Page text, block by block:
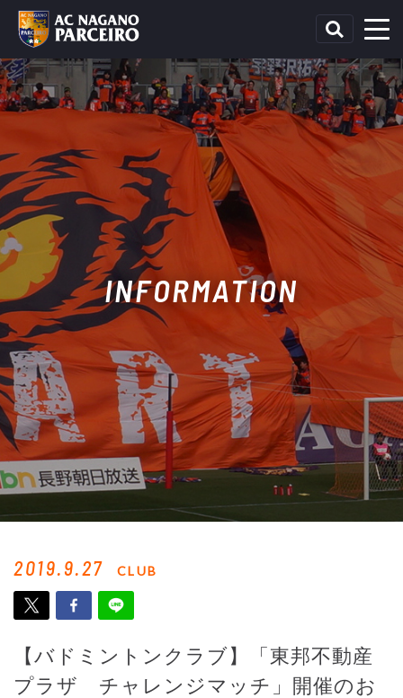
INFORMATION
2019.9.27 CLUB
【バドミントンクラブ】「東邦不動産
プラザ チャレンジマッチ」開催のお